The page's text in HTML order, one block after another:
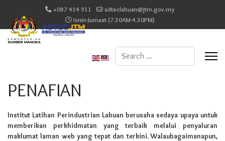
+087 414 911
adteclabuan@jtm.gov.my
Isnin-Jumaat (7.30AM-4.30PM)
Search
PENAFIAN
Institut Latihan Perindustrian Labuan berusaha sedaya upaya untuk
memberikan perkhidmatan yang terbaik melalui penyaluran
maklumat laman web yang tepat dan terkini. Walaubagaimanapun,